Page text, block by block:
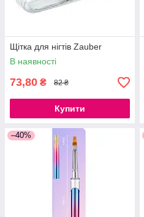
Щітка для нігтів Zauber
В наявності
73,80 ₴ 82 ₴
Купити
–40%